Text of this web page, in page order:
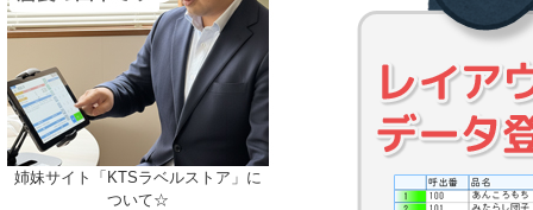
姉妹サイト「KTSラベルストア」に
ついて☆